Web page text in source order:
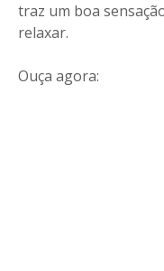
traz um boa
relaxar.
Ouça agora: